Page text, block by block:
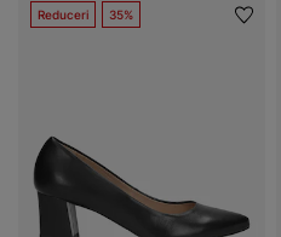
Reduceri 35%